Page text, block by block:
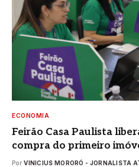
ECONOMIA
Feirão Casa Paulista
compra do primeiro
Por VINICIUS MORORÓ - JORNALISTA